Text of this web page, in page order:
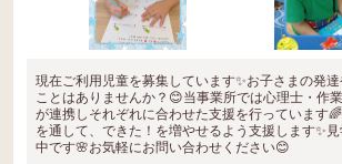
現在ご利用児童を募集しています✨お子さまの発
ことはありませんか？😊当事業所では心理士・作
が連携しそれぞれに合わせた支援を行っています
を通して、できた！を増やせるよう支援します✨
中です🌸お気軽にお問い合わせください😊